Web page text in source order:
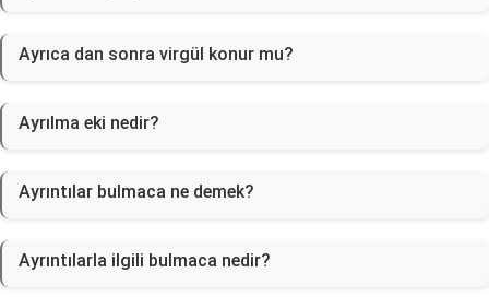
Ayrıca dan sonra virgül konur mu?
Ayrılma eki nedir?
Ayrıntılar bulmaca ne demek?
Ayrıntılarla ilgili bulmaca nedir?